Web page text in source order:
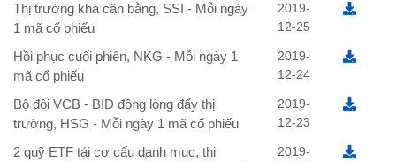
Thị trường khá cân bằng, SSI - Mỗi ngày
1 mã cổ phiếu
2019-
12-25
Hồi phục cuối phiên, NKG - Mỗi ngày 1
mã cổ phiếu
2019-
12-24
Bộ đôi VCB - BID đồng lòng đẩy thị
trường, HSG - Mỗi ngày 1 mã cổ phiếu
2019-
12-23
2 quỹ ETF tái cơ cấu danh muc, thị
2019-